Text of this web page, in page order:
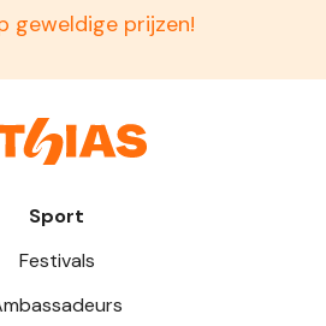
geweldige prijzen!
Sport
Festivals